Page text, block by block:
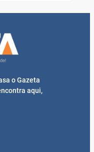
o Gazeta
aqui,